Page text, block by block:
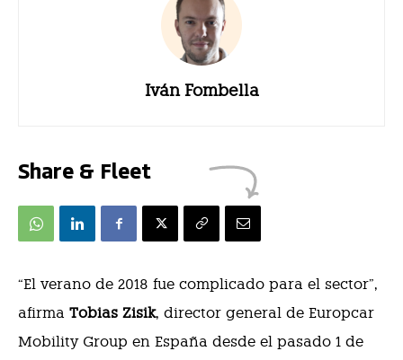
Iván Fombella
Share & Fleet
“El verano de 2018 fue complicado para el sector”,
afirma Tobias Zisik, director general de Europcar
Mobility Group en España desde el pasado 1 de